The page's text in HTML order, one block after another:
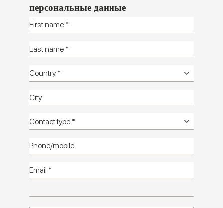
Miniature Rima
ПОЭЗИЯ ЦВЕТА В НЕБОЛЬШОМ ФОРМАТЕ
Kаталог
Комнатфото HD
превращает цвет в архитектурный дизайн
персональные данные